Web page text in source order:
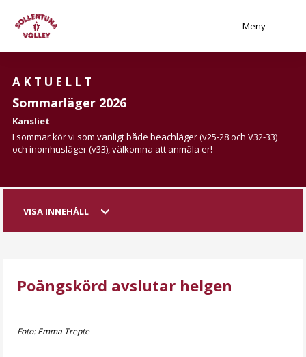
Meny
AKTUELLT
Sommarläger 2026
Kansliet
I sommar kör vi som vanligt både beachläger (v25-28 och V32-33)
och inomhusläger (v33), välkomna att anmäla er!
VISA INNEHÅLL
Poängskörd avslutar helgen
Foto: Emma Trepte